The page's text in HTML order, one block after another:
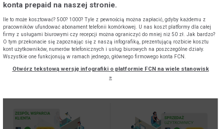
ZAŁÓŻ KONTO
konta prepaid na naszej stronie.
Ile to może kosztować? 500? 1000? Tyle z pewnością można zapłacić, gdyby każdemu z
pracowników ufundować abonament telefonii komórkowej. U nas koszt platformy dla całej
firmy z usługami biurowymi czy recepcji można ograniczyć do mniej niż 50 zł. Jak bardzo?
O tym przekonacie się zapoznając się z naszą infografiką, prezentującą rozbicie kosztu
kont użytkowników, numerów telefonicznych i usług biurowych na poszczególne działy.
Wszystkie one funkcjonują w ramach jednego, głównego firmowego konta FCN.
Otwórz tekstową wersję infografiki o platformie FCN na wiele stanowisk
»